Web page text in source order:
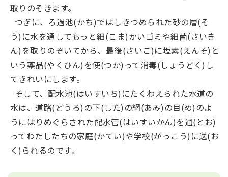
取りのぞきます。
つぎに、ろ過池(かち)ではしきつめられた砂の層(そ
う)に水を通してもっと細(こま)かいゴミや細菌(さいき
ん)を取りのぞいてから、最後(さいご)に塩素(えんそ)と
いう薬品(やくひん)を使(つか)って消毒(しょうどく)し
てきれいにします。
そして、配水池(はいすいち)にたくわえられた水道の
水は、道路(どうろ)の下(した)の網(あみ)の目(め)のよ
うにはりめぐらされた配水管(はいすいかん)を通(とお)
ってわたしたちの家庭(かてい)や学校(がっこう)に送(お
く)られるのです。